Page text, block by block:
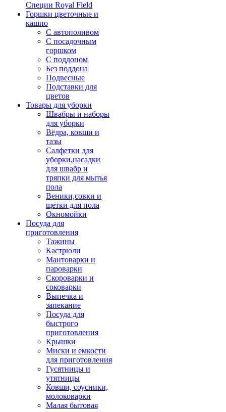
Специи Royal Field
Горшки цветочные и
кашпо
С автополивом
С посадочным
горшком
С поддоном
Без поддона
Подвесные
Подставки для
цветов
Товары для уборки
Швабры и наборы
для уборки
Вёдра, ковши и
тазы
Салфетки для
уборки,насадки
для швабр и
тряпки для мытья
пола
Веники,совки и
щетки для пола
Окномойки
Посуда для
приготовления
Тажины
Кастрюли
Мантоварки и
пароварки
Скороварки и
соковарки
Выпечка и
запекание
Посуда для
быстрого
приготовления
Крышки
Миски и емкости
для приготовления
Гусятницы и
утятницы
Ковши, соусники,
молоковарки
Малая бытовая